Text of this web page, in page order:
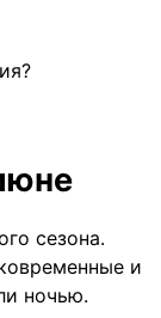
сезона.
и
ночью.